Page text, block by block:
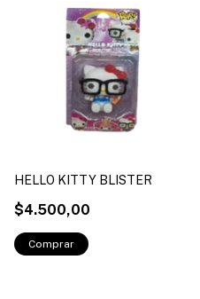
HELLO KITTY BLISTER
$4.500,00